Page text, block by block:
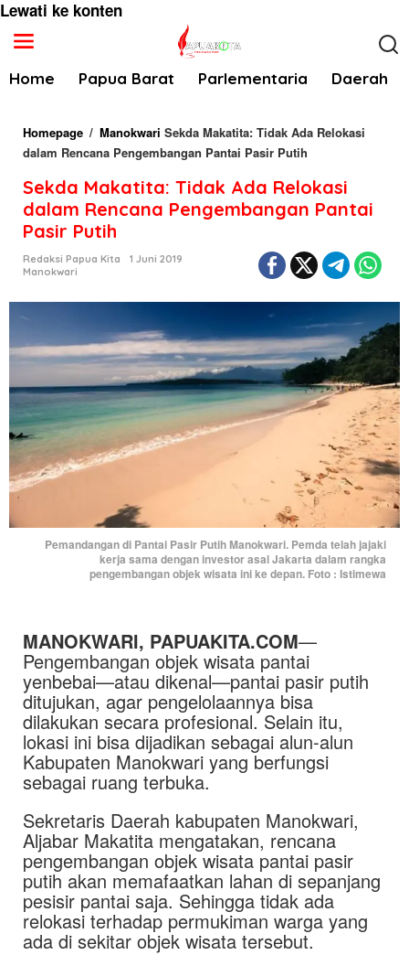
Lewati ke konten
Home Papua Barat Parlementaria Daerah
Homepage / Manokwari Sekda Makatita: Tidak Ada Relokasi
dalam Rencana Pengembangan Pantai Pasir Putih
Sekda Makatita: Tidak Ada Relokasi
dalam Rencana Pengembangan Pantai
Pasir Putih
Redaksi Papua Kita
1 Juni 2019
Manokwari
Pemandangan di Pantai Pasir Putih Manokwari. Pemda telah jajaki
kerja sama dengan investor asal Jakarta dalam rangka
pengembangan objek wisata ini ke depan. Foto : Istimewa
MANOKWARI, PAPUAKITA.COM—
Pengembangan objek wisata pantai
yenbebai—atau dikenal—pantai pasir putih
ditujukan, agar pengelolaannya bisa
dilakukan secara profesional. Selain itu,
lokasi ini bisa dijadikan sebagai alun-alun
Kabupaten Manokwari yang berfungsi
sebagai ruang terbuka.
Sekretaris Daerah kabupaten Manokwari,
Aljabar Makatita mengatakan, rencana
pengembangan objek wisata pantai pasir
putih akan memafaatkan lahan di sepanjang
pesisir pantai saja. Sehingga tidak ada
relokasi terhadap permukiman warga yang
ada di sekitar objek wisata tersebut.